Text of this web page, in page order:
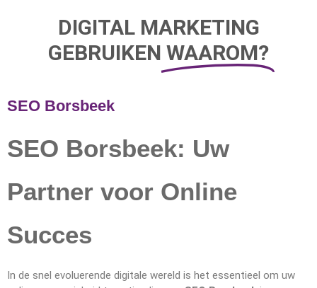
DIGITAL MARKETING
GEBRUIKEN WAAROM?
SEO Borsbeek
SEO Borsbeek: Uw
Partner voor Online
Succes
In de snel evoluerende digitale wereld is het essentieel om uw